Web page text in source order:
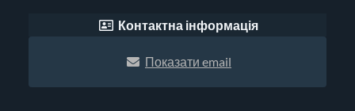
Контактна інформація
Показати email